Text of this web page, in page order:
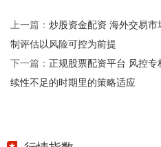
上一篇： 炒股资金配资 海外交易
制评估以风险可控为前提
下一篇： 正规股票配资平台 风控
续性不足的时期里的策略适应